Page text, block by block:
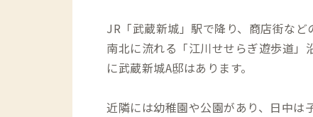
JR「武蔵新城」駅で降り、商店街など
南北に流れる「江川せせらぎ遊歩道」
に武蔵新城A邸はあります。
近隣には幼稚園や公園があり、日中は